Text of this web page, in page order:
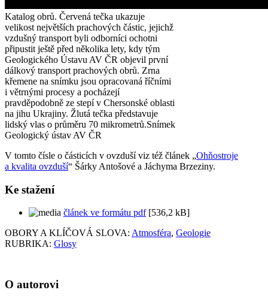
Katalog obrů. Červená tečka ukazuje
velikost největších prachových částic, jejichž
vzdušný transport byli odborníci ochotni
připustit ještě před několika lety, kdy tým
Geologického Ústavu AV ČR objevil první
dálkový transport prachových obrů. Zrna
křemene na snímku jsou opracovaná říčními
i větrnými procesy a pocházejí
pravděpodobně ze stepí v Chersonské oblasti
na jihu Ukrajiny. Žlutá tečka představuje
lidský vlas o průměru 70 mikrometrů.Snímek
Geologický ústav AV ČR
V tomto čísle o částicích v ovzduší viz též článek „Ohňostroje
a kvalita ovzduší“ Šárky Antošové a Jáchyma Brzeziny.
Ke stažení
článek ve formátu pdf[536,2 kB]
OBORY A KLÍČOVÁ SLOVA: Atmosféra, Geologie
RUBRIKA: Glosy
O autorovi